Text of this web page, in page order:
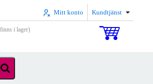
Mitt konto Kundtjänst
i lager)